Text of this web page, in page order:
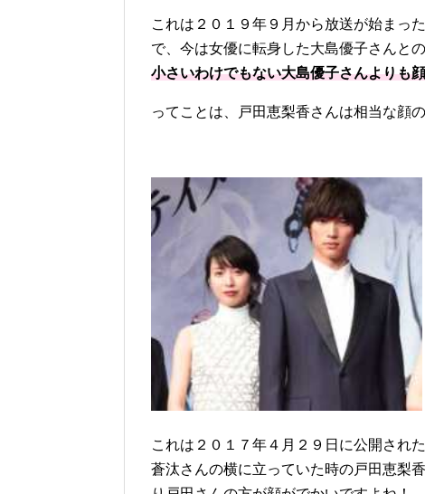
これは２０１９年９月から放送が始まっ
で、今は女優に転身した大島優子さんと
小さいわけでもない大島優子さんよりも
ってことは、戸田恵梨香さんは相当な顔
これは２０１７年４月２９日に公開され
蒼汰さんの横に立っていた時の戸田恵梨